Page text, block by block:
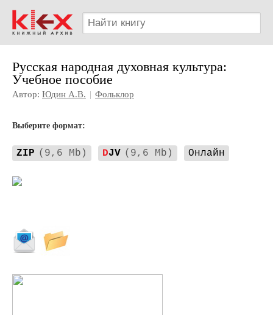
Русская народная духовная культура:
Учебное пособие
Автор: Юдин А.В. | Фольклор
Выберите формат:
ZIP (9,6 Mb) DJV (9,6 Mb) Онлайн